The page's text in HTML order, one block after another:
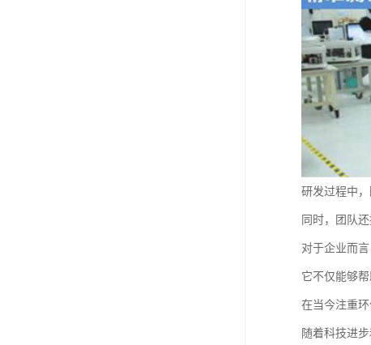
研发过程中
同时，团队
对于企业而
它不仅能够
在当今注重
随着科技进